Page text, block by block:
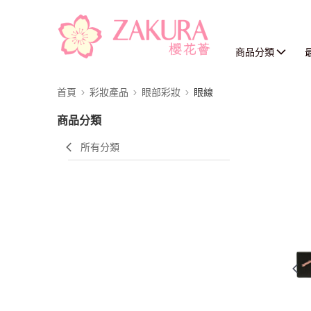
商品分類
首頁 彩妝產品 眼部彩妝 眼線
商品分類
所有分類